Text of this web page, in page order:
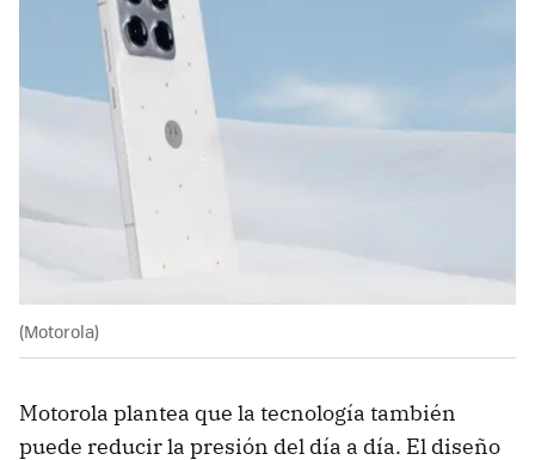
(Motorola)
Motorola plantea que la tecnología también
puede reducir la presión del día a día. El diseño